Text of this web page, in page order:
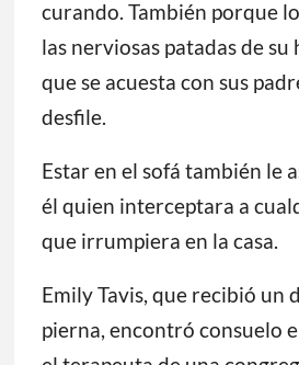
unas horas de corrido
para ver cómo están los
general, suele echarse en el
curando. También porque
las nerviosas patadas de su
que se acuesta con sus
desfile.
Estar en el sofá también le